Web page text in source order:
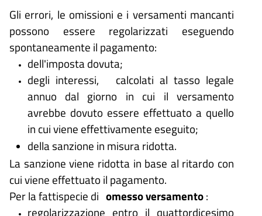
Gli errori, le omissioni e i versamenti mancanti
possono essere regolarizzati eseguendo
spontaneamente il pagamento:
dell'imposta dovuta;
degli interessi, calcolati al tasso legale
annuo dal giorno in cui il versamento
avrebbe dovuto essere effettuato a quello
in cui viene effettivamente eseguito;
della sanzione in misura ridotta.
La sanzione viene ridotta in base al ritardo con
cui viene effettuato il pagamento.
Per la fattispecie di omesso versamento:
regolarizzazione entro il quattordicesimo